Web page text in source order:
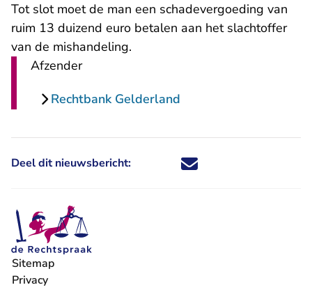
Tot slot moet de man een schadevergoeding van
ruim 13 duizend euro betalen aan het slachtoffer
van de mishandeling.
Afzender
Rechtbank Gelderland
Deel dit nieuwsbericht: Deel dit nieuwsbericht via X -
Deel dit nieuwsbericht via
Deel dit nieuwsbericht
Deel dit
Sitemap
Privacy